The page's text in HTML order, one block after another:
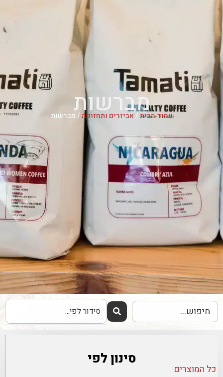
מברשותעמוד הבית/אביזרים ותחזוקה/ מברשות
סינון לפי
כל המוצרים